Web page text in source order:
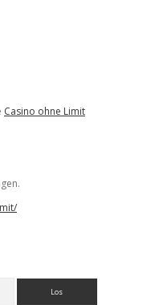
Casino ohne Limit